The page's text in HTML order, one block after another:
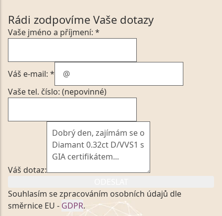
Rádi zodpovíme Vaše dotazy
Vaše jméno a příjmení: *
Váš e-mail: *
Vaše tel. číslo: (nepovinné)
Váš dotaz:
Souhlasím se zpracováním osobních údajů dle
směrnice EU - GDPR.